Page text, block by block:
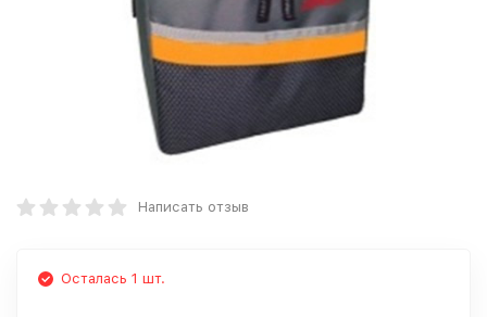
Написать отзыв
Осталась 1 шт.